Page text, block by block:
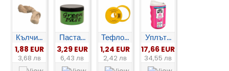
Кълчи...
1,88 EUR
3,68 лв
Паста...
3,29 EUR
6,43 лв
Тефло...
1,24 EUR
2,42 лв
Уплът...
17,66 EUR
34,55 лв